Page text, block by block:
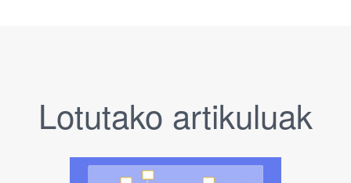
Lotutako artikuluak